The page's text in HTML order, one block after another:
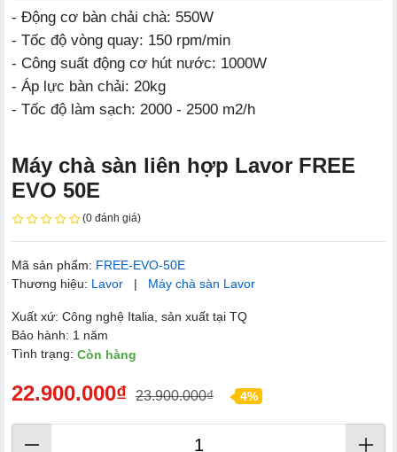
- Động cơ bàn chải chà: 550W
- Tốc độ vòng quay: 150 rpm/min
- Công suất động cơ hút nước: 1000W
- Áp lực bàn chải: 20kg
- Tốc độ làm sạch: 2000 - 2500 m2/h
Máy chà sàn liên hợp Lavor FREE
EVO 50E
(0 đánh giá)
Mã sản phẩm: FREE-EVO-50E
Thương hiệu: Lavor | Máy chà sàn Lavor
Xuất xứ: Công nghệ Italia, sản xuất tại TQ
Bảo hành: 1 năm
Tình trạng: Còn hàng
22.900.000₫ 23.900.000₫ 4%